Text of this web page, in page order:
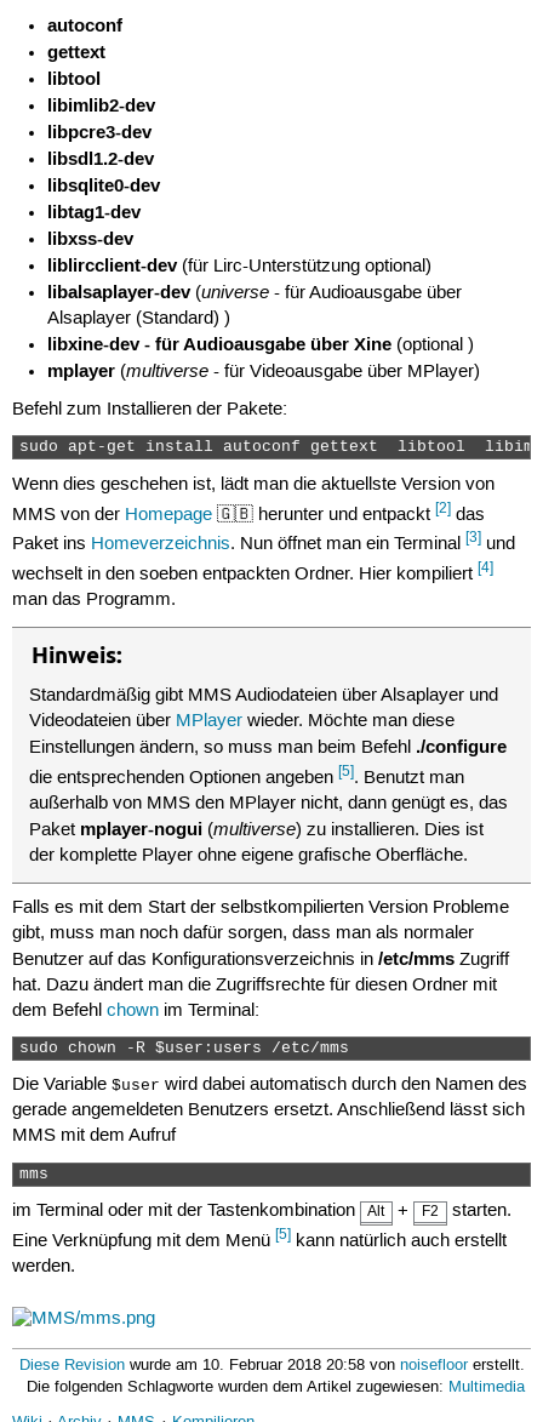
autoconf
gettext
libtool
libimlib2-dev
libpcre3-dev
libsdl1.2-dev
libsqlite0-dev
libtag1-dev
libxss-dev
liblircclient-dev(für Lirc-Unterstützung optional)
libalsaplayer-dev(universe - für Audioausgabe über
Alsaplayer (Standard) )
libxine-dev - für Audioausgabe über Xine (optional )
mplayer (multiverse - für Videoausgabe über MPlayer)
Befehl zum Installieren der Pakete:
sudo apt-get install autoconf gettext  libtool
Wenn dies geschehen ist, lädt man die aktuellste Version von
MMS von der Homepage🇬🇧 herunter und entpackt [2]das
Paket ins Homeverzeichnis. Nun öffnet man ein Terminal [3]und
wechselt in den soeben entpackten Ordner. Hier kompiliert [4]
man das Programm.
Hinweis:
Standardmäßig gibt MMS Audiodateien über Alsaplayer und
Videodateien über MPlayer wieder. Möchte man diese
Einstellungen ändern, so muss man beim Befehl ./configure
die entsprechenden Optionen angeben[5]. Benutzt man
außerhalb von MMS den MPlayer nicht, dann genügt es, das
Paket mplayer-nogui (multiverse) zu installieren. Dies ist
der komplette Player ohne eigene grafische Oberfläche.
Falls es mit dem Start der selbstkompilierten Version Probleme
gibt, muss man noch dafür sorgen, dass man als normaler
Benutzer auf das Konfigurationsverzeichnis in /etc/mmsZugriff
hat. Dazu ändert man die Zugriffsrechte für diesen Ordner mit
dem Befehl chownim Terminal:
sudo chown -R $user:users /etc/mms
Die Variable $user wird dabei automatisch durch den Namen des
gerade angemeldeten Benutzers ersetzt. Anschließend lässt sich
MMS mit dem Aufruf
mms
im Terminal oder mit der Tastenkombination Alt + F2
starten.
Eine Verknüpfung mit dem Menü [5]kann natürlich auch erstellt
werden.
Diese Revision wurde am 10. Februar 2018 20:58 vonnoisefloorerstellt.
Die folgenden Schlagworte wurden dem Artikel zugewiesen: Multimedia